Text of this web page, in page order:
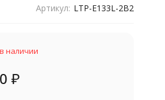
Артикул: LTP-E133L-2B2
наличии
₽